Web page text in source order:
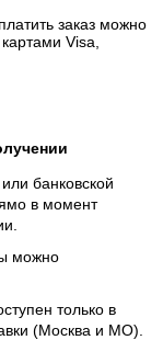
заказ можно
Visa,
банковской
в момент
можно
только в
(Москва и МО).